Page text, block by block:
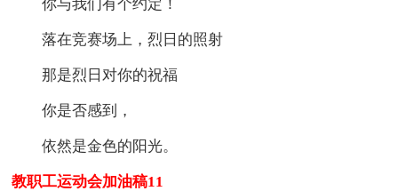
你与我们有个约定！
落在竞赛场上，烈日的照射
那是烈日对你的祝福
你是否感到，
依然是金色的阳光。
教职工运动会加油稿11